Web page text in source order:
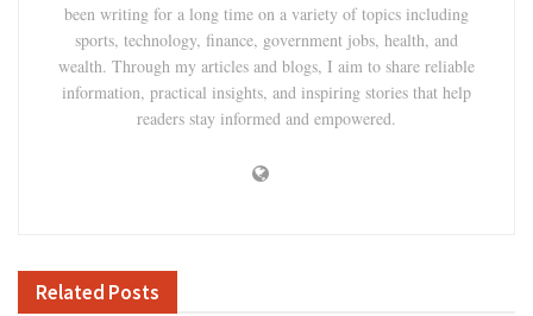
been writing for a long time on a variety of topics including
sports, technology, finance, government jobs, health, and
wealth. Through my articles and blogs, I aim to share reliable
information, practical insights, and inspiring stories that help
readers stay informed and empowered.
Related Posts